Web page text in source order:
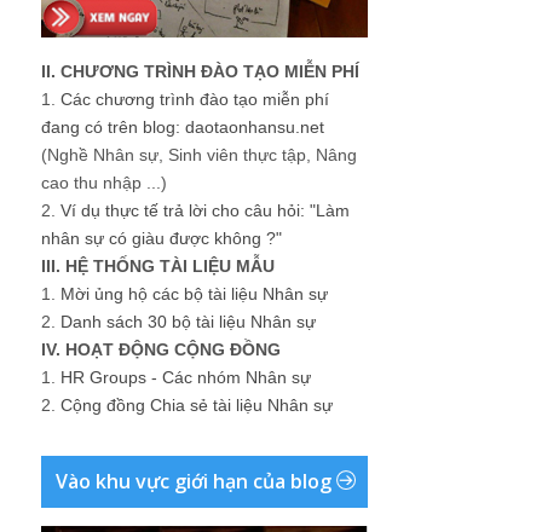
II. CHƯƠNG TRÌNH ĐÀO TẠO MIỄN PHÍ
1. Các chương trình đào tạo miễn phí
đang có trên blog: daotaonhansu.net
(Nghề Nhân sự, Sinh viên thực tập, Nâng
cao thu nhập ...)
2. Ví dụ thực tế trả lời cho câu hỏi: "Làm
nhân sự có giàu được không ?"
III. HỆ THỐNG TÀI LIỆU MẪU
1. Mời ủng hộ các bộ tài liệu Nhân sự
2. Danh sách 30 bộ tài liệu Nhân sự
IV. HOẠT ĐỘNG CỘNG ĐỒNG
1. HR Groups - Các nhóm Nhân sự
2. Cộng đồng Chia sẻ tài liệu Nhân sự
Vào khu vực giới hạn của blog